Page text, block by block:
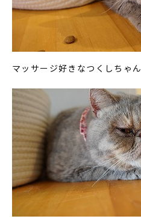
マッサージ好きなつくしちゃん